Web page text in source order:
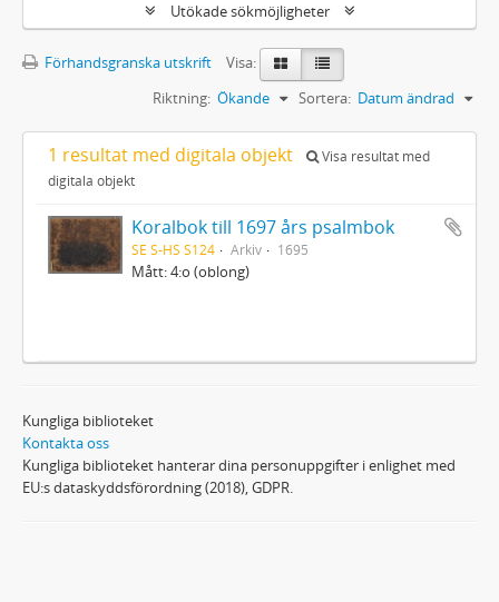
Utökade sökmöjligheter
Förhandsgranska utskrift
Visa:
Sortera: Datum ändrad
Riktning: Ökande
1 resultat med digitala objekt
Visa resultat med
digitala objekt
Koralbok till 1697 års psalmbok
SE S-HS S124 Arkiv 1695
Mått: 4:o (oblong)
Kungliga biblioteket
Kontakta oss
Kungliga biblioteket hanterar dina personuppgifter i enlighet med
EU:s dataskyddsförordning (2018), GDPR.